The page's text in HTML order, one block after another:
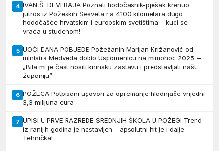
4 IVAN ŠEDEVI BAJA Poznati hodočasnik-pješak krenuo
jutros iz Požeških Sesveta na 4100 kilometara dugo
hodočašće hrvatskim i europskim svetištima – kući se
vraća u studenom!
5 UOČI DANA POBJEDE Požežanin Marijan Križanović od
ministra Medveda dobio Uspomenicu na mimohod 2025. –
„Bila mi je čast nositi kninsku zastavu i predstavljati našu
županiju”
6 POŽEGA Potpisani ugovori za opremanje hladnjače vrijedni
3,3 milijuna eura
7 UPISI U PRVE RAZREDE SREDNJIH ŠKOLA U POŽEGI Trend
iz ranijih godina je nastavljen – apsolutni hit je i dalje
Tehnička!